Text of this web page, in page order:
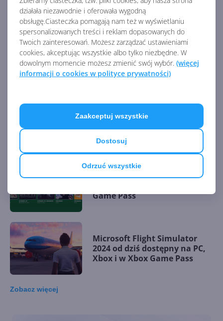
działała niezawodnie i oferowała wygodną
obsługę.Ciasteczka pomagają nam też w wyświetlaniu
spersonalizowanych treści i reklam dopasowanych do
Twoich zainteresowań. Możesz zarządzać ustawieniami
cookies, akceptując wszystkie albo tylko niezbędne. W
dowolnym momencie możesz zmienić swój wybór. (więcej
informacji o cookies w polityce prywatności)
Odrzuć wszystkie
Dostosuj
Zaakceptuj wszystkie
AKTUALNOŚCI Z KATEGORII USŁUGI
XBOX
Xbox Cloud Gaming pozwala
streamować własne gry
Nowe awatary Xbox zostaną
usunięte
S.T.A.L.K.E.R. 2: Heart of
Game Pass
Microsoft Flight Simulator
2024 od dziś dostępny na PC,
Xbox i w Xbox Game Pass
Zobacz więcej